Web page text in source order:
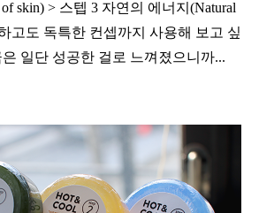
skin) > 스텝 3 자연의 에너지(Natural
고도 독특한 컨셉까지 사용해 보고 싶
일단 성공한 걸로 느껴졌으니까...